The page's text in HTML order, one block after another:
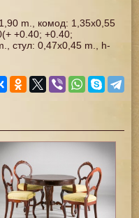
m., комод: 1,35x0,55
+0.40; +0.40;
стул: 0,47x0,45 m., h-